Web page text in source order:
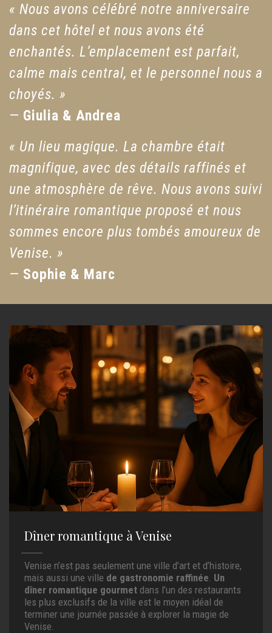
« Nous avons célébré notre anniversaire
dans cet hôtel et nous avons été
enchantés. L’emplacement est parfait,
calme mais central, et le personnel nous a
choyés. »
— Giulia & Andrea
« Un lieu magique. La chambre était
magnifique, avec des détails raffinés et
une atmosphère de rêve. Nous avons suivi
l’itinéraire romantique proposé et nous
sommes encore plus tombés amoureux de
Venise. »
— Sophie & Marc
Dîner romantique à Venise
Venise n’est pas seulement une ville d’art et d’histoire,
mais aussi une ville de gastronomie raffinée Un
dîner romantique gourmet dans l’un des restaurants
les plus exclusifs de la ville est le moyen idéal de
terminer une journée passée à explorer la magie de
Venise.